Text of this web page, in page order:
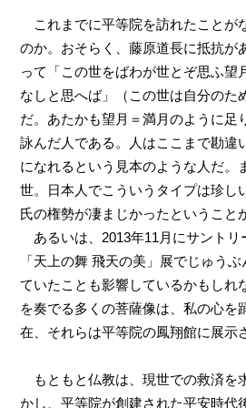
これまでに平等院を訪れたことが
のか。おそらく、藤原道長に抵抗が
って「この世をばわが世とぞ思ふ
なしと思へば」（この世は自分のた
だ。あたかも望月＝満月のように足
詠んだ人である。人はここまで勘違
になれるという見本のような人だ。
世。日本人でこういうタイプは珍し
氏の権勢が凄まじかったということ
あるいは、2013年11月にサントリ
「天上の舞 飛天の美」展でじゅう
ていたことも影響しているかもしれ
を奏でる多くの菩薩像は、私の心を
在、それらは平等院の鳳翔館に展示
もともと仏教は、現世での救済を
かし、平等院が創建された平安時代